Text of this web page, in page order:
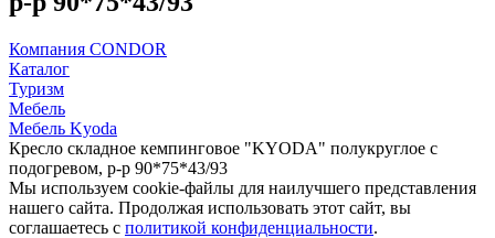
Компания CONDOR
Каталог
Туризм
Мебель
Мебель Kyoda
Кресло складное кемпинговое "KYODA" полукруглое с
подогревом, р-р 90*75*43/93
Мы используем cookie-файлы для наилучшего представления
нашего сайта. Продолжая использовать этот сайт, вы
соглашаетесь c политикой конфиденциальности.